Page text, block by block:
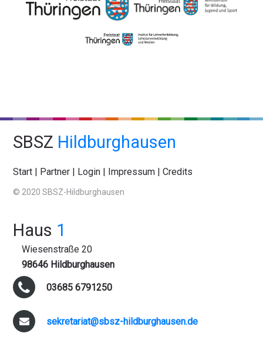
SBSZ Hildburghausen
Start | Partner | Login | Impressum |Credits
© 2020 SBSZ-Hildburghausen
Haus 1
Wiesenstraße 20
98646 Hildburghausen
03685 6791250
sekretariat@sbsz-hildburghausen.de